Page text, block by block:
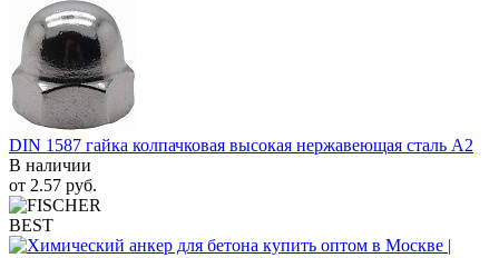
DIN 1587 гайка колпачковая высокая нержавеющая сталь А2
В наличии
от 2.57 руб.
BEST